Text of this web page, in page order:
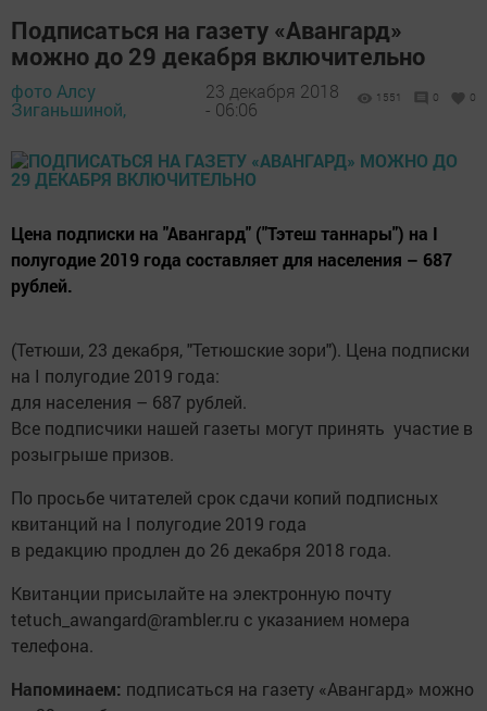
Подписаться на газету «Авангард»
можно до 29 декабря включительно
фото Алсу
Зиганьшиной,
23 декабря 2018
- 06:06
1551 0 0
Цена подписки на "Авангард" ("Тэтеш таннары") на I
полугодие 2019 года составляет для населения – 687
рублей.
(Тетюши, 23 декабря, "Тетюшские зори"). Цена подписки
на I полугодие 2019 года:
для населения – 687 рублей.
Все подписчики нашей газеты могут принять участие в
розыгрыше призов.
По просьбе читателей срок сдачи копий подписных
квитанций на I полугодие 2019 года
в редакцию продлен до 26 декабря 2018 года.
Квитанции присылайте на электронную ­почту
tetuch_awangard@rambler.ru с указанием номера
телефона.
Напоминаем: подписаться на газету «Авангард» можно